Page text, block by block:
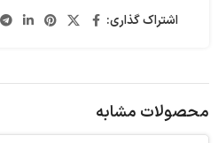
اشتراک گذاری:
محصولات مشابه